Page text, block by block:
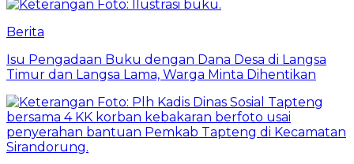
Berita
Isu Pengadaan Buku dengan Dana Desa di Langsa
Timur dan Langsa Lama, Warga Minta Dihentikan